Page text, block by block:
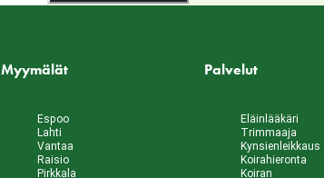
Myymälät
Espoo
Lahti
Vantaa
Raisio
Pirkkala
Palvelut
Eläinlääkäri
Trimmaaja
Kynsienleikkaus
Koirahieronta
Koiran